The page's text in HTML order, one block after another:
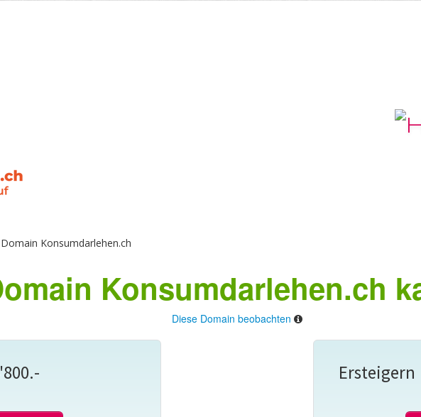
Domain Konsumdarlehen.ch
Konsumdarlehen.ch
Diese Domain beobachten
Ersteigern